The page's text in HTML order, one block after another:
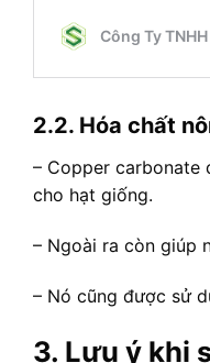
2.2. Hóa chất
– Copper carbonate
cho hạt giống.
– Ngoài ra còn giúp
– Nó cũng được sử
3. Lưu ý khi